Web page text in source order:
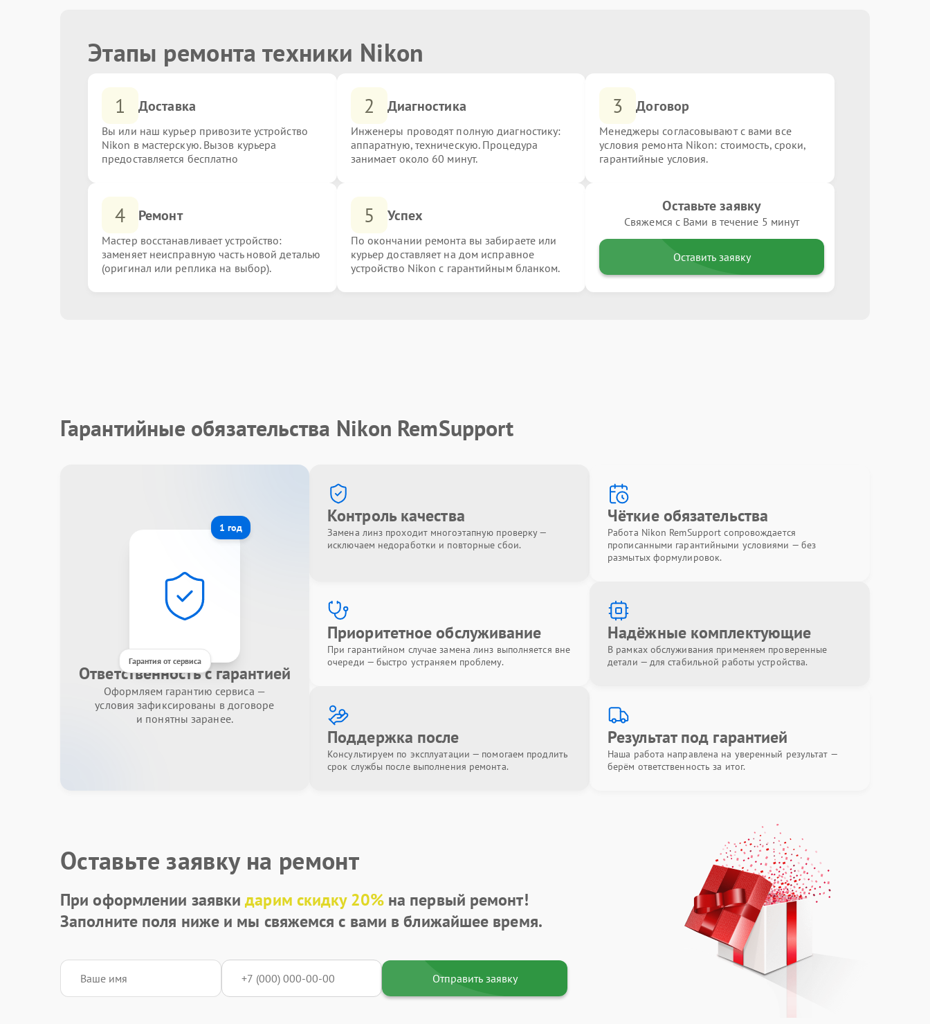
Этапы ремонта техники Nikon
1 Доставка
Вы или наш курьер привозите устройство
Nikon в мастерскую. Вызов курьера
предоставляется бесплатно
2 Диагностика
Инженеры проводят полную диагностику:
аппаратную, техническую. Процедура
занимает около 60 минут.
3 Договор
Менеджеры согласовывают с вами все
условия ремонта Nikon: стоимость, сроки,
гарантийные условия.
4 Ремонт
Мастер восстанавливает устройство:
заменяет неисправную часть новой деталью
(оригинал или реплика на выбор).
5 Успех
По окончании ремонта вы забираете или
курьер доставляет на дом исправное
устройство Nikon с гарантийным бланком.
Оставьте заявку
Свяжемся с Вами в течение 5 минут
Оставить заявку
Гарантийные обязательства Nikon RemSupport
1 год
Гарантия от сервиса
Ответственность с гарантией
Оформляем гарантию сервиса —
условия зафиксированы в договоре
и понятны заранее.
Контроль качества
Замена линз проходит многоэтапную проверку —
исключаем недоработки и повторные сбои.
Чёткие обязательства
Работа Nikon RemSupport сопровождается
прописанными гарантийными условиями — без
размытых формулировок.
Приоритетное обслуживание
При гарантийном случае замена линз выполняется вне
очереди — быстро устраняем проблему.
Надёжные комплектующие
В рамках обслуживания применяем проверенные
детали — для стабильной работы устройства.
Поддержка после
Консультируем по эксплуатации — помогаем продлить
срок службы после выполнения ремонта.
Результат под гарантией
Наша работа направлена на уверенный результат —
берём ответственность за итог.
Оставьте заявку на ремонт
При оформлении заявкидарим скидку 20%на первый ремонт!
Заполните поля ниже и мы свяжемся с вами в ближайшее время.
Отправить заявку